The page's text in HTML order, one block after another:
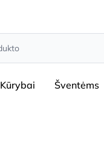
Kūrybai Šventėms